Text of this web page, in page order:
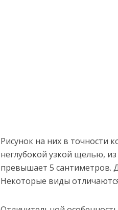
Рисунок на них в точности
неглубокой узкой щелью,
превышает 5 сантиметров.
Некоторые виды